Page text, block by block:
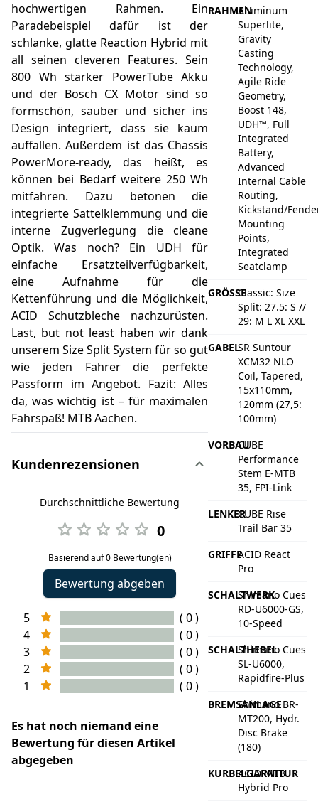
hochwertigen Rahmen. Ein
Paradebeispiel dafür ist der
schlanke, glatte Reaction Hybrid mit
all seinen cleveren Features. Sein
800 Wh starker PowerTube Akku
und der Bosch CX Motor sind so
formschön, sauber und sicher ins
Design integriert, dass sie kaum
auffallen. Außerdem ist das Chassis
PowerMore-ready, das heißt, es
können bei Bedarf weitere 250 Wh
mitfahren. Dazu betonen die
integrierte Sattelklemmung und die
interne Zugverlegung die cleane
Optik. Was noch? Ein UDH für
einfache Ersatzteilverfügbarkeit,
eine Aufnahme für die
Kettenführung und die Möglichkeit,
ACID Schutzbleche nachzurüsten.
Last, but not least haben wir dank
unserem Size Split System für so gut
wie jeden Fahrer die perfekte
Passform im Angebot. Fazit: Alles
da, was wichtig ist – für maximalen
Fahrspaß! MTB Aachen.
Kundenrezensionen
Durchschnittliche Bewertung
0
Basierend auf 0 Bewertung(en)
Bewertung abgeben
5
( 0 )
4
( 0 )
3
( 0 )
2
( 0 )
1
( 0 )
Es hat noch niemand eine
Bewertung für diesen Artikel
abgegeben
RAHMENAluminum
Superlite,
Gravity
Casting
Technology,
Agile Ride
Geometry,
Boost 148,
UDH™, Full
Integrated
Battery,
Advanced
Internal Cable
Routing,
Kickstand/
Mounting
Points,
Integrated
Seatclamp
GRÖSSEClassic: Size
Split: 27.5: S //
29: M L XL XXL
GABELSR Suntour
XCM32 NLO
Coil, Tapered,
15x110mm,
120mm (27,5:
100mm)
VORBAUCUBE
Performance
Stem E-MTB
35, FPI-Link
LENKERCUBE Rise
Trail Bar 35
GRIFFEACID React
Pro
SCHALTWERK
Shimano Cues
RD-U6000-GS,
10-Speed
SCHALTHEBEL
Shimano Cues
SL-U6000,
Rapidfire-Plus
BREMSANLAGE
Shimano BR-
MT200, Hydr.
Disc Brake
(180)
KURBELGARNITUR
ACID MTB
Hybrid Pro